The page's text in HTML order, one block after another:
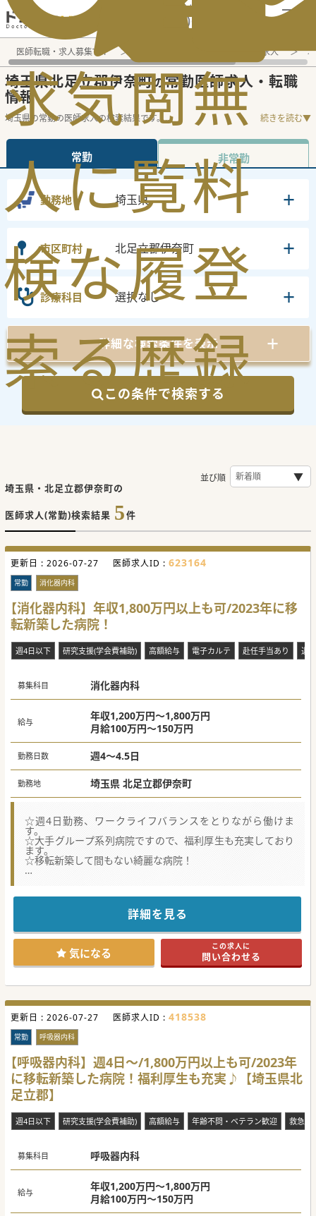
電話でのお問い合わせ：平日9:30-19:00
求
人
検
索
気
に
な
る
閲
覧
履
歴
無
料
登
録
医師転職・求人募集TOP 埼玉県 医師求人
埼玉県北足立郡伊奈町 の 常勤医師求人・転職
情報
埼玉県の常勤の医師求人の検索結果です。... 続きを読む▼
常勤 非常勤
勤務地 埼玉県
市区町村 北足立郡伊奈町
診療科目 選択なし
詳細な検索条件を表示
この条件で検索する
埼玉県・北足立郡伊奈町の
医師求人(常勤)検索結果 5件
並び順
更新日 : 2026-07-27 医師求人ID : 623164
常勤 消化器内科
【消化器内科】年収1,800万円以上も可/2023年に移
転新築した病院！
週4日以下 研究支援(学会費補助) 高額給与 電子カルテ 赴任手当あり 退
募集科目 消化器内科
給与
年収1,200万円～1,800万円
月給100万円～150万円
勤務日数 週4～4.5日
勤務地 埼玉県 北足立郡伊奈町
☆週4日勤務、ワークライフバランスをとりながら働けま
す。
☆大手グループ系列病院ですので、福利厚生も充実しており
ます。
☆移転新築して間もない綺麗な病院！
しておりますので、
子育て中の先生からも働きやすいと評判の病院♪
院内のコミュニケーションも良好で働き易く、
一度、転職された先生が復職された実績もあるとのこと！
非常にアットホームな職場なので、ご興味のある方はお気軽
にご相談ください。
#秋入職可
詳細を見る
気になる この求人に
問い合わせる
更新日 : 2026-07-27 医師求人ID : 418538
常勤 呼吸器内科
【呼吸器内科】週4日～/1,800万円以上も可/2023年
に移転新築した病院！福利厚生も充実♪【埼玉県北
足立郡】
週4日以下 研究支援(学会費補助) 高額給与 年齢不問・ベテラン歓迎 救急対
募集科目 呼吸器内科
給与
年収1,200万円～1,800万円
月給100万円～150万円